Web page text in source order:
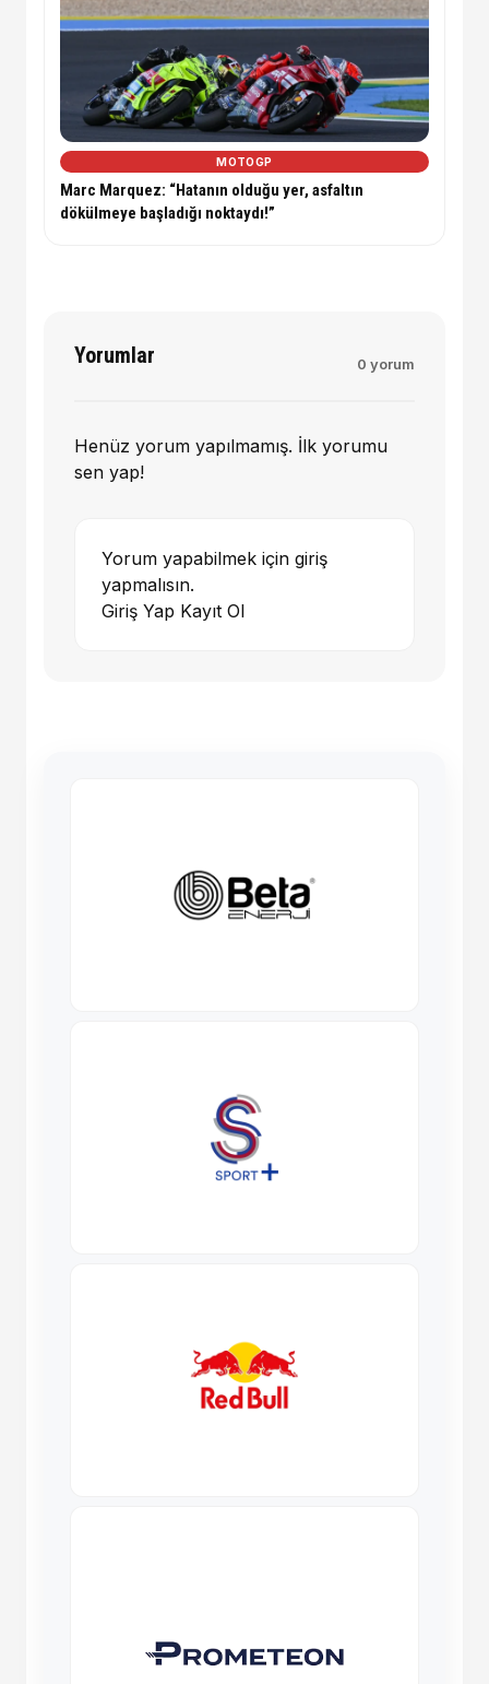
MOTOGP
Marc Marquez: “Hatanın olduğu yer, asfaltın
dökülmeye başladığı noktaydı!”
Yorumlar 0 yorum
Henüz yorum yapılmamış. İlk yorumu
sen yap!
Yorum yapabilmek için giriş
yapmalısın.
Giriş Yap Kayıt Ol